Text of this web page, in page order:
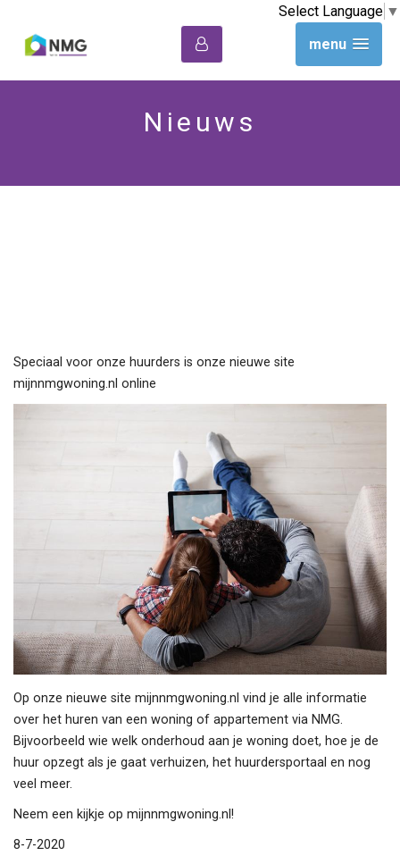
menu
Select Language ▼
Nieuws
Speciaal voor onze huurders is onze nieuwe site
mijnnmgwoning.nl online
Op onze nieuwe site mijnnmgwoning.nl vind je alle informatie
over het huren van een woning of appartement via NMG.
Bijvoorbeeld wie welk onderhoud aan je woning doet, hoe je de
huur opzegt als je gaat verhuizen, het huurdersportaal en nog
veel meer.
Neem een kijkje op mijnnmgwoning.nl !
8-7-2020